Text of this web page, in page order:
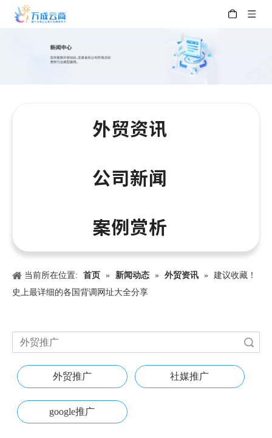
外贸资讯
公司新闻
案例赏析
当前所在位置: 首页 » 新闻动态 » 外贸资讯 » 建议收藏！
史上最详细的各国背调网址大全分享
外贸推广 社媒推广
google推广